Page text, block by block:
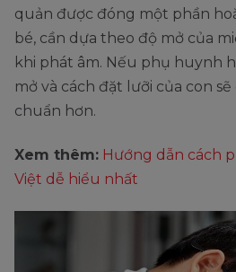
quản được đóng một phần
bé, cần dựa theo độ mở của
khi phát âm. Nếu phụ huynh
mở và cách đặt lưỡi của con
chuẩn hơn.
Xem thêm: Hướng dẫn cách
Việt dễ hiểu nhất